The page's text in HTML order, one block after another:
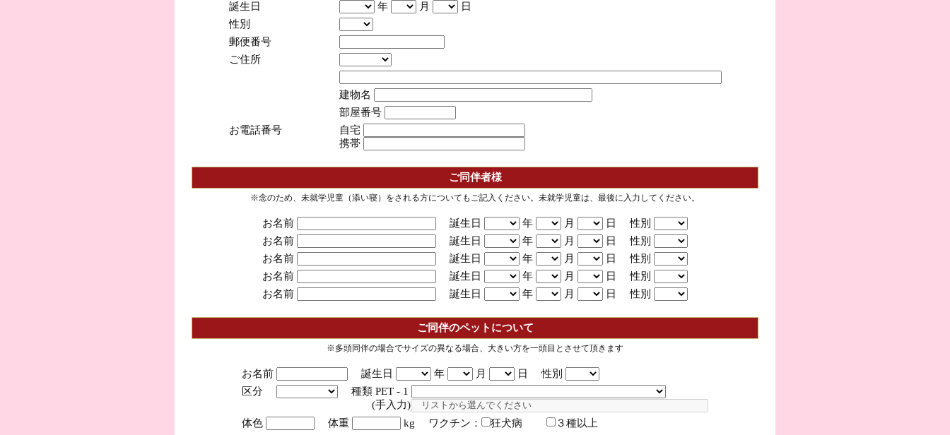
誕生日
年 月
日
性別
郵便番号
ご住所
建物名
部屋番号
お電話番号
自宅
携帯
ご同伴者様
※念のため、未就学児童（添い寝）をされる方についてもご記入ください。未就学児童は、最後に入力してください。
お名前 誕生日 年 月
日 性別
お名前
誕生日 年 月
日 性別
お名前
誕生日 年 月
日 性別
お名前
誕生日 年 月
日 性別
お名前
誕生日 年 月 日 性別
ご同伴のペットについて
※多頭同伴の場合でサイズの異なる場合、大きい方を一頭目とさせて頂きます
お名前 誕生日 年 月
日 性別
区分
種類 PET - 1
(手入力)
体色
体重 kg ワクチン： 狂犬病 ３種以上